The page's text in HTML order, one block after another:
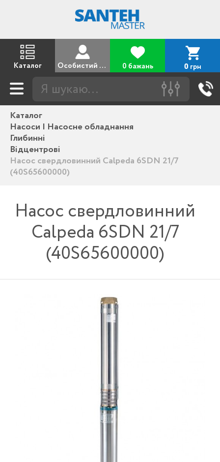
Каталог Особистий кабінет 0 бажань 0 грн
Каталог
Насоси | Насосне обладнання
Глибинні
Відцентрові
Насос свердловинний Calpeda 6SDN 21/7
(40S65600000)
Насос свердловинний
Calpeda 6SDN 21/7
(40S65600000)